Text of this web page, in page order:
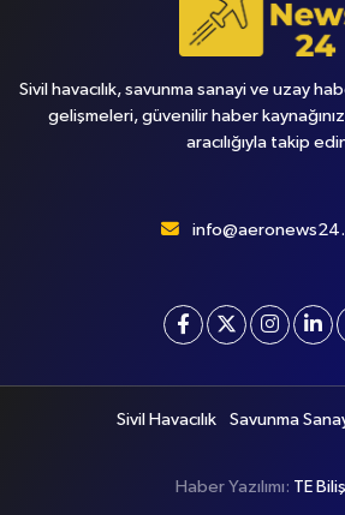
Sivil havacılık, savunma sanayi ve uzay
gelişmeleri, güvenilir haber
aracılığıyla takip
Sivil Havacılık Savunma
Haber Yazılımı: TE